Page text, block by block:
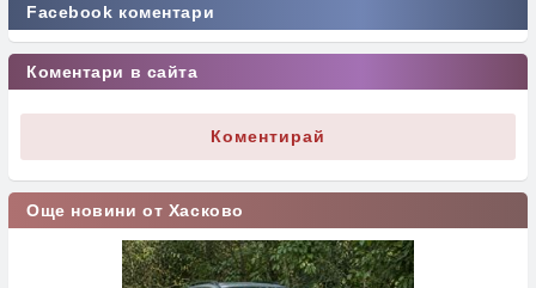
Facebook коментари
Коментари в сайта
Коментирай
Още новини от Хасково